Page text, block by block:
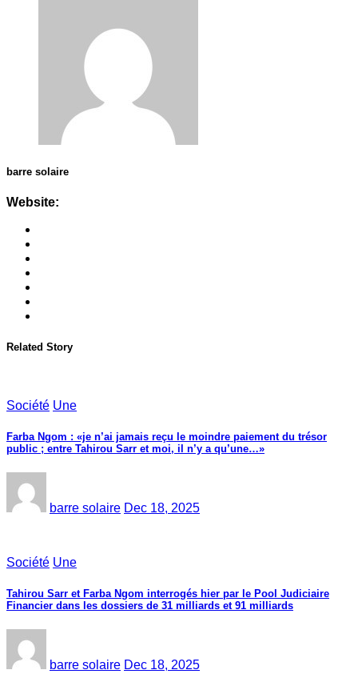
barre solaire
Website:
Related Story
Société Une
Farba Ngom : «je n’ai jamais reçu le moindre paiement du trésor
public ; entre Tahirou Sarr et moi, il n’y a qu’une…»
barre solaire Dec 18, 2025
Société Une
Tahirou Sarr et Farba Ngom interrogés hier par le Pool Judiciaire
Financier dans les dossiers de 31 milliards et 91 milliards
barre solaire Dec 18, 2025